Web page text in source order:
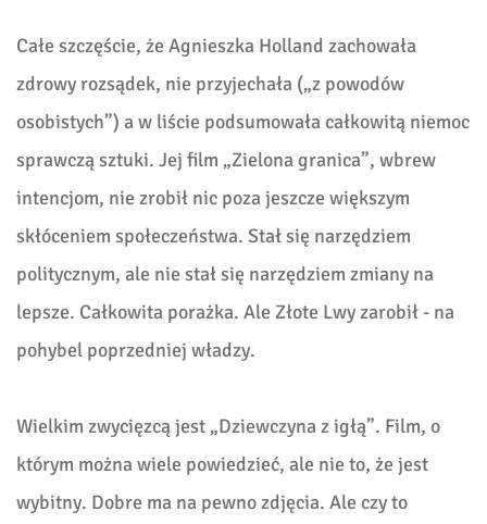
Całe szczęście, że Agnieszka Holland zachowała
zdrowy rozsądek, nie przyjechała („z powodów
osobistych”) a w liście podsumowała całkowitą niemoc
sprawczą sztuki. Jej film „Zielona granica”, wbrew
intencjom, nie zrobił nic poza jeszcze większym
skłóceniem społeczeństwa. Stał się narzędziem
politycznym, ale nie stał się narzędziem zmiany na
lepsze. Całkowita porażka. Ale Złote Lwy zarobił - na
pohybel poprzedniej władzy.
Wielkim zwycięzcą jest „Dziewczyna z igłą”. Film, o
którym można wiele powiedzieć, ale nie to, że jest
wybitny. Dobre ma na pewno zdjęcia. Ale czy to